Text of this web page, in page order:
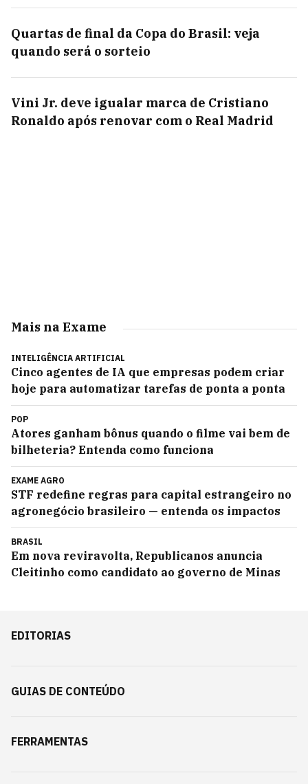
Quartas de final da Copa do Brasil: veja
quando será o sorteio
Vini Jr. deve igualar marca de Cristiano
Ronaldo após renovar com o Real Madrid
Mais na Exame
INTELIGÊNCIA ARTIFICIAL
Cinco agentes de IA que empresas podem criar
hoje para automatizar tarefas de ponta a ponta
POP
Atores ganham bônus quando o filme vai bem de
bilheteria? Entenda como funciona
EXAME AGRO
STF redefine regras para capital estrangeiro no
agronegócio brasileiro — entenda os impactos
BRASIL
Em nova reviravolta, Republicanos anuncia
Cleitinho como candidato ao governo de Minas
EDITORIAS
GUIAS DE CONTEÚDO
FERRAMENTAS